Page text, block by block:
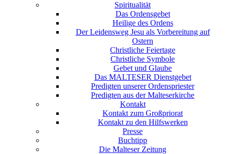
Spiritualität
Das Ordensgebet
Heilige des Ordens
Der Leidensweg Jesu als Vorbereitung auf
Ostern
Christliche Feiertage
Christliche Symbole
Gebet und Glaube
Das MALTESER Dienstgebet
Predigten unserer Ordenspriester
Predigten aus der Malteserkirche
Kontakt
Kontakt zum Großpriorat
Kontakt zu den Hilfswerken
Presse
Buchtipp
Die Malteser Zeitung